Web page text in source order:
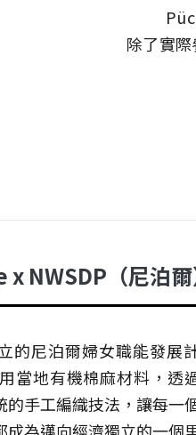
除了實
NWSDP（尼泊爾
的尼泊爾婦女職能發展
當地有機棉麻材料，透
的手工編織技法，讓每一